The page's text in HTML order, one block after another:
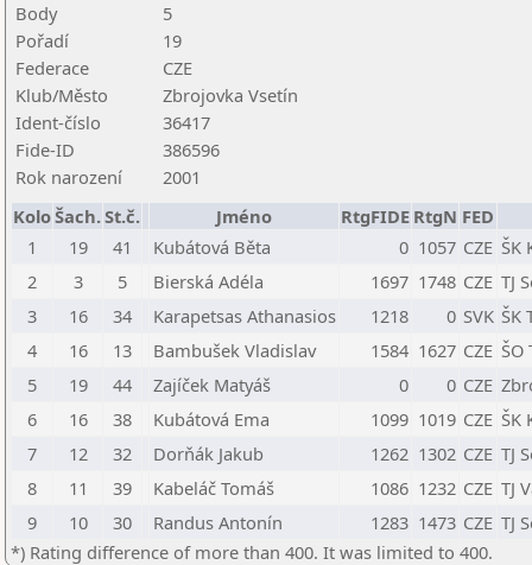
Body
5
Pořadí
19
Federace
CZE
Klub/Město
Zbrojovka Vsetín
Ident-číslo
36417
Fide-ID
386596
Rok narození
2001
KoloŠach.St.č. Jméno RtgFIDE RtgN FED
1
19 41 Kubátová Běta 0 1057 CZE ŠK
2
3 5 Bierská Adéla 1697 1748 CZE TJ
3
16 34 Karapetsas Athanasios 1218 0 SVK ŠK
4
16 13 Bambušek Vladislav 1584 1627 CZE ŠO
5
19 44 Zajíček Matyáš 0 0 CZE
6
16 38 Kubátová Ema 1099 1019 CZE ŠK
7
12 32 Dorňák Jakub 1262 1302 CZE TJ
8
11 39 Kabeláč Tomáš 1086 1232 CZE TJ
9
10 30 Randus Antonín 1283 1473 CZE TJ
*) Rating difference of more than 400. It was limited to 400.